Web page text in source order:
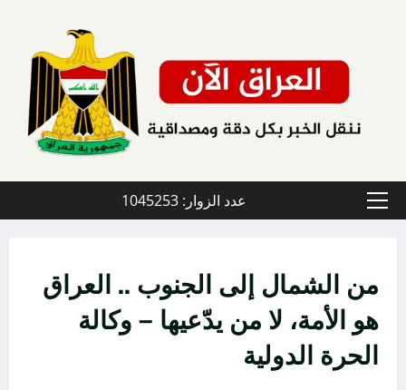
القائمة
عدد الزوار: 1045253
من الشمال إلى الجنوب .. العراق
هو الأمة، لا من يدّعيها – وكالة
الحرة الدولية